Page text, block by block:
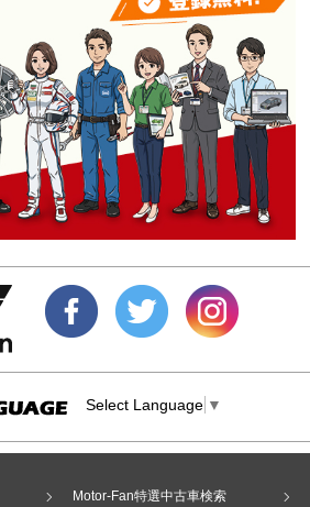
Select Language ▼
Motor-Fan特選中古車検索